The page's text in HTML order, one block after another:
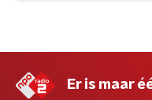
Er is maar